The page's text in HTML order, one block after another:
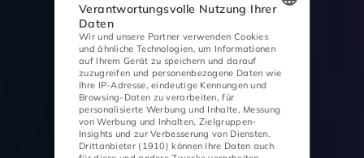
POLISH
ENGLISH
CZECH
Verantwortungsvolle Nutzung Ihrer
Daten
Wir und unsere Partner verwenden Cookies
und ähnliche Technologien, um Informationen
auf Ihrem Gerät zu speichern und darauf
zuzugreifen und personenbezogene Daten wie
Ihre IP-Adresse, eindeutige Kennungen und
Browsing-Daten zu verarbeiten, für
personalisierte Werbung und Inhalte, Messung
von Werbung und Inhalten, Zielgruppen-
Insights und zur Verbesserung von Diensten.
Drittanbieter (1910) können Ihre Daten auch